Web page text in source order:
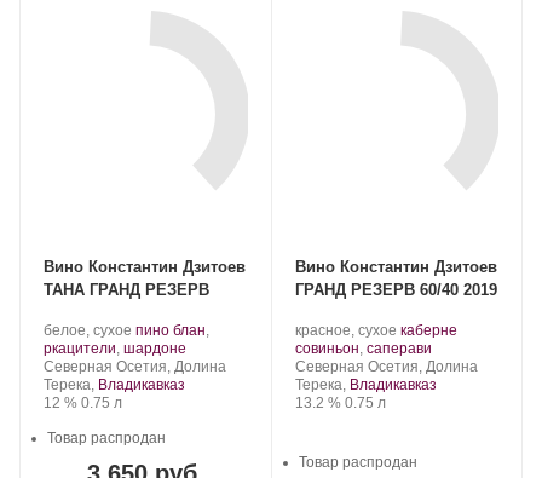
Вино Константин Дзитоев
ТАНА ГРАНД РЕЗЕРВ
Производитель:
Константин
Дзитоев.
белое, сухое .
Сорт
винограда:
пино блан,
ркацители, шардоне
Регион:
Северная Осетия, Долина
Терека, Владикавказ
Крепость
12 %. Объем
0.75 л
Товар распродан
Вино Константин Дзитоев
ГРАНД РЕЗЕРВ 60/40 2019
Производитель:
Константин
Дзитоев.
красное, сухое .
Сорт
винограда:
каберне
совиньон, саперави.
Регион:
Северная Осетия, Долина
Терека, Владикавказ
Крепость
13.2 %. Объем
0.75 л
Товар распродан